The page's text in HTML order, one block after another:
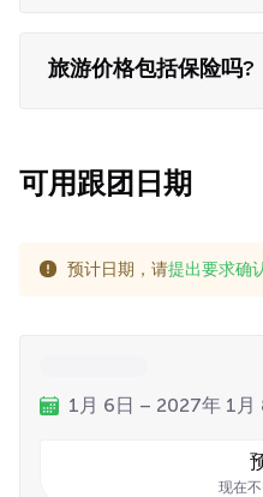
旅游价格包括保险吗?
可用跟团日期
预计日期，请提出要求确
1月 6日 – 2027年 1月
现在